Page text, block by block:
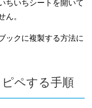
ちいちシートを開いて
ん。
ックに複製する方法に
ペする手順